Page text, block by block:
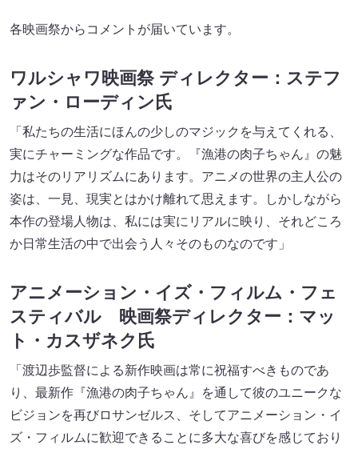
各映画祭からコメントが届いています。
ワルシャワ映画祭 ディレクター：ステフ
ァン・ローディン氏
「私たちの生活にほんの少しのマジックを与えてくれる、
実にチャーミングな作品です。『漁港の肉子ちゃん』の魅
力はそのリアリズムにあります。アニメの世界の主人公の
姿は、一見、現実とはかけ離れて思えます。しかしながら
本作の登場人物は、私には実にリアルに映り、それどころ
か日常生活の中で出会う人々そのものなのです」
アニメーション・イズ・フィルム・フェ
スティバル 映画祭ディレクター：マッ
ト・カスザネク氏
「渡辺歩監督による新作映画は常に祝福すべきものであ
り、最新作『漁港の肉子ちゃん』を通して彼のユニークな
ビジョンを再びロサンゼルス、そしてアニメーション・イ
ズ・フィルムに歓迎できることに多大な喜びを感じており